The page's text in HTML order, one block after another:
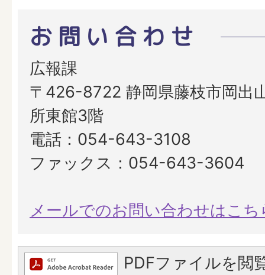
お問い合わせ
広報課
〒426-8722 静岡県藤枝市岡出
所東館3階
電話：054-643-3108
ファックス：054-643-3604
メールでのお問い合わせはこち
PDFファイルを閲